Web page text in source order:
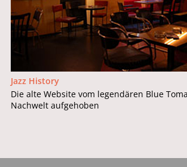
Jazz History
Die alte Website vom legendären Blue
Nachwelt aufgehoben